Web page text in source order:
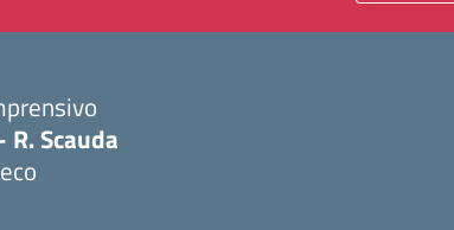
R. Scauda